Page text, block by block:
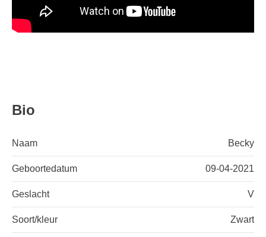
Bio
Naam Becky
Geboortedatum 09-04-2021
Geslacht V
Soort/kleur Zwart